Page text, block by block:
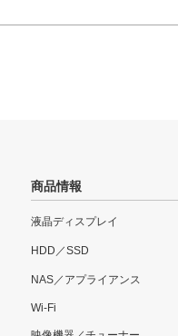
商品情報
液晶ディスプレイ
HDD／SSD
NAS／アプライアンス
Wi-Fi